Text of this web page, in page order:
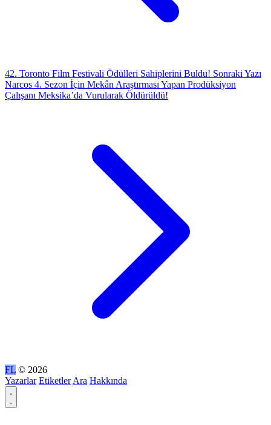
42. Toronto Film Festivali Ödülleri Sahiplerini Buldu! Sonraki Yazı
Narcos 4. Sezon İçin Mekân Araştırması Yapan Prodüksiyon
Çalışanı Meksika’da Vurularak Öldürüldü!
FL © 2026
Yazarlar Etiketler Ara Hakkında